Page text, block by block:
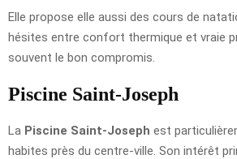
Elle propose elle aussi des cours de
hésites entre confort thermique et vraie
souvent le bon compromis.
Piscine Saint-Joseph
La Piscine Saint-Joseph est
habites près du centre-ville. Son intérêt